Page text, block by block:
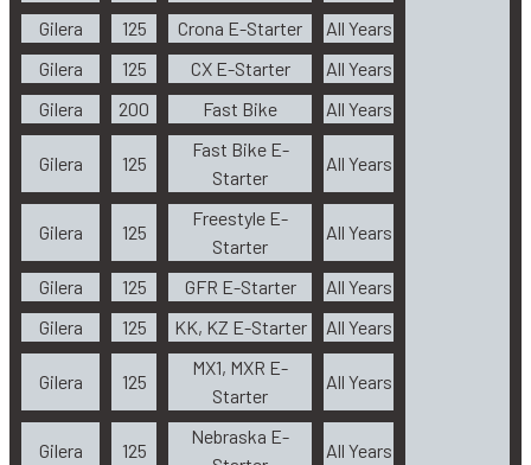
Gilera
125 Crona E-Starter
All Years
Gilera
125 CX E-Starter
All Years
Gilera
200 Fast Bike All Years
Gilera 125
Fast Bike E-
Starter
All Years
Gilera 125
Freestyle E-
Starter
All Years
Gilera 125 GFR E-Starter
All Years
Gilera
125 KK, KZ E-Starter All Years
Gilera 125
MX1, MXR E-
Starter
All Years
Gilera 125
Nebraska E-
All Years